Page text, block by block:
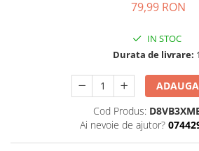
Cadite bebe si accesorii baie
Creme si lotiuni de corp copii
Olite si reductoare WC
Sampon si balsam copii
79,99 RON
IN STOC
Durata de livrare: 1
Cod Produs:
Ai nevoie de ajutor?